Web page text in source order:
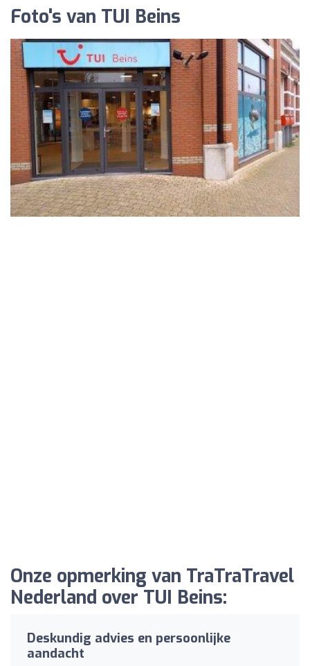
Foto's van TUI Beins
Onze opmerking van TraTraTravel
Nederland over TUI Beins:
Deskundig advies en persoonlijke
aandacht